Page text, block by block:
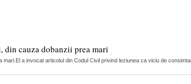
cauza dobanzii prea mari
a invocat articolul din Codul Civil privind leziunea ca viciu de